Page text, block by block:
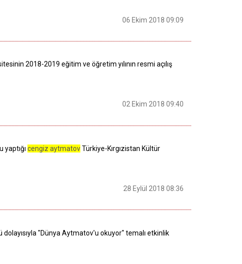
06 Ekim 2018 09:09
2018-2019 eğitim ve öğretim yılının resmi açılış
02 Ekim 2018 09:40
cengiz aytmatovTürkiye-Kırgızistan Kültür
28 Eylül 2018 08:36
dolayısıyla "Dünya Aytmatov'u okuyor" temalı etkinlik